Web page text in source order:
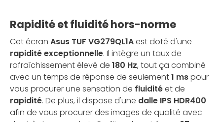
Rapidité et fluidité hors-norme
Cet écran Asus TUF VG279QL1Aest doté d'une
rapidité exceptionnelle. Il intègre un taux de
rafraîchissement élevé de 180 Hz, tout ça combiné
avec un temps de réponse de seulement1 mspour
vous procurer une sensation de fluiditéet de
rapidité. De plus, il dispose d'une dalle IPS HDR400
afin de vous procurer des images de qualité avec